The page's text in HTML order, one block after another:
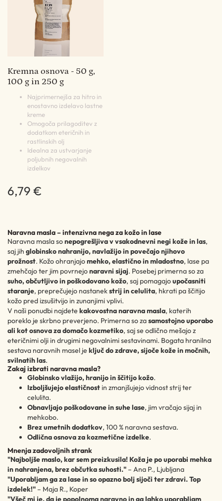
Kremna osnova - 50 g,
100 g in 250 g
Najprimernejša za hitro in
enostavno izdelavo lastne
kreme
Omogoča prilagoditev z
dodatkom eteričnih in
rastlinskih olj
Idealna za ustvarjanje
poljubnih negovalnih
izdelkov
6,79 €
Naravna masla – intenzivna nega za kožo in lase
Naravna masla sonepogrešljiva v vsakodnevni negi kože in las,
saj jih globinsko nahranijo, navlažijo in povečajo njihovo
prožnost. Kožo ohranjajomehko, elastično in mladostno, lase pa
zmehčajo ter jim povrnejonaravni sijaj. Posebej primerna so za
suho, občutljivo in poškodovano kožo, saj pomagajoupočasniti
staranje, preprečujejo nastanekstrij in celulita, hkrati pa ščitijo
kožo pred izsušitvijo in zunanjimi vplivi.
V naši ponudbi najdete kakovostna naravna masla, katerih
poreklo je skrbno preverjeno. Primerna so zasamostojno uporabo
ali kot osnova za domačo kozmetiko, saj se odlično mešajo z
eteričnimi olji in drugimi negovalnimi sestavinami. Bogata hranilna
sestava naravnih masel je ključ do zdrave, sijoče kože in močnih,
svilnatih las.
Zakaj izbrati naravna masla?
Globinsko vlažijo, hranijo in ščitijo kožo.
Izboljšujejo elastičnostin zmanjšujejo vidnost strij ter
celulita.
Obnavljajo poškodovane in suhe lase, jim vračajo sijaj in
mehkobo.
Brez umetnih dodatkov, 100 % naravna sestava.
Odlična osnova za kozmetične izdelke.
Mnenja zadovoljnih strank
"Najboljše maslo, kar sem preizkusila! Koža je po uporabi mehka
in nahranjena, brez občutka suhosti." – Ana P., Ljubljana
"Uporabljam ga za lase in so opazno bolj sijoči ter zdravi. Top
izdelek!" – Maja R., Koper
"Všeč mi je, da je popolnoma naravno in ga lahko uporabljam